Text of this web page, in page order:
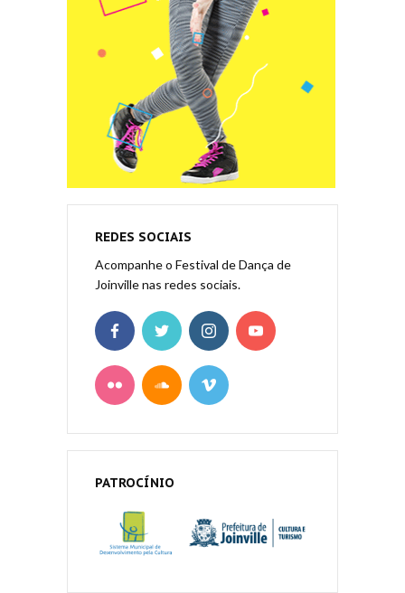
REDES SOCIAIS
Acompanhe o Festival de Dança de
Joinville nas redes sociais.
PATROCÍNIO